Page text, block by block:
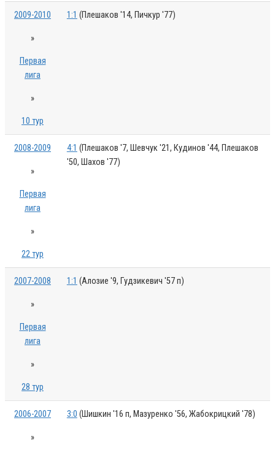
2009-2010
»
Первая
лига
»
10 тур
1:1 (Плешаков '14, Пичкур '77)
2008-2009
»
Первая
лига
»
22 тур
4:1 (Плешаков '7, Шевчук '21, Кудинов '44, Плешаков
'50, Шахов '77)
2007-2008
»
Первая
лига
»
28 тур
1:1 (Алозие '9, Гудзикевич '57 п)
2006-2007
»
3:0 (Шишкин '16 п, Мазуренко '56, Жабокрицкий '78)